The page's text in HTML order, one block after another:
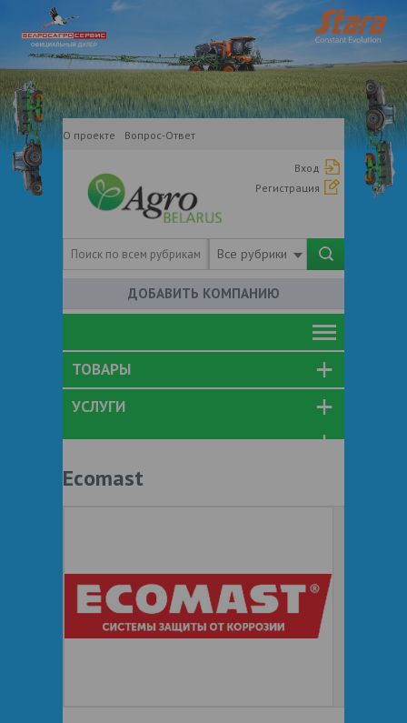
О проекте Вопрос-Ответ
Вход
Регистрация
Все рубрики
ДОБАВИТЬ КОМПАНИЮ
ТОВАРЫ
УСЛУГИ
Ecomast